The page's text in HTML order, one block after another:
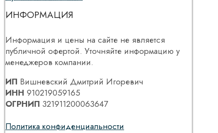
ИНФОРМАЦИЯ
Информация и цены на сайте не является
публичной офертой. Уточняйте информацию у
менеджеров компании.
ИП Вишневский Дмитрий Игоревич
ИНН 910219059165
ОГРНИП 321911200063647
Политика конфиденциальности